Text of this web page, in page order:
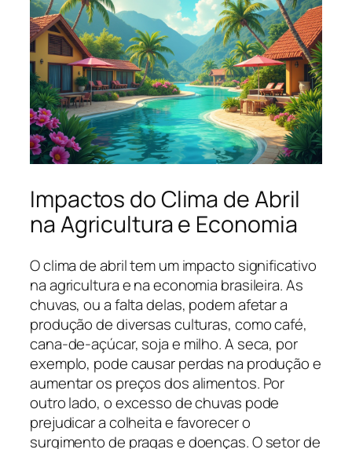
Impactos do Clima de Abril
na Agricultura e Economia
O clima de abril tem um impacto significativo
na agricultura e na economia brasileira. As
chuvas, ou a falta delas, podem afetar a
produção de diversas culturas, como café,
cana-de-açúcar, soja e milho. A seca, por
exemplo, pode causar perdas na produção e
aumentar os preços dos alimentos. Por
outro lado, o excesso de chuvas pode
prejudicar a colheita e favorecer o
surgimento de pragas e doenças. O setor de